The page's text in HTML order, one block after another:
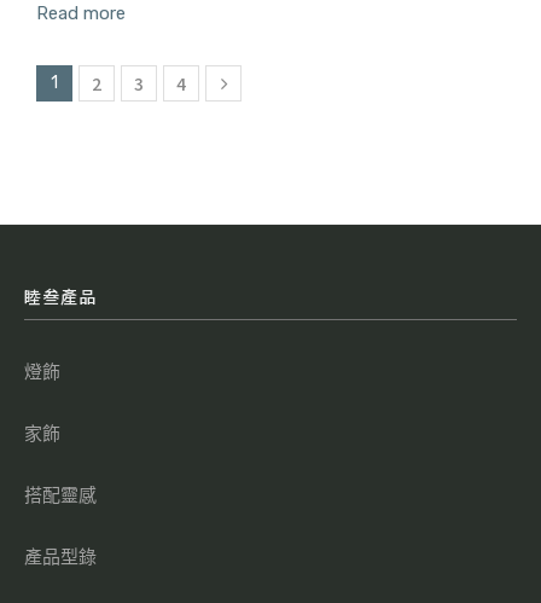
Read more
1 2 3 4
睦叁產品
燈飾
家飾
搭配靈感
產品型錄